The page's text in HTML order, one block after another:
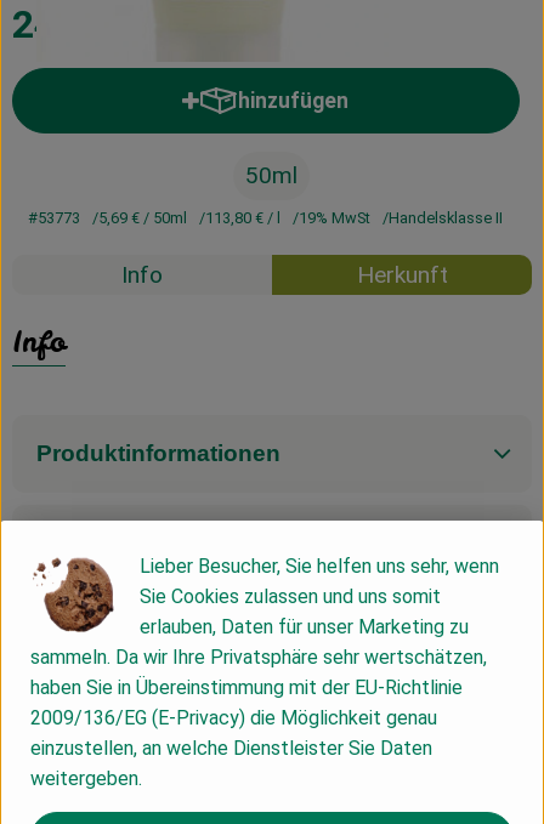
Neues vom Hof
24 Stunden Creme
hinzufügen
Produkt zum Warenkorb
50ml
#53773 5,69 €/ 50ml 113,80 €/ l 19% MwSt Handelsklasse II
Info Herkunft
Info
Produktinformationen
Herkunft
Hersteller: Lenz Naturpflege
Deutschland
Lieber Besucher, Sie helfen uns sehr, wenn
Sie Cookies zulassen und uns somit
erlauben, Daten für unser Marketing zu
sammeln. Da wir Ihre Privatsphäre sehr wertschätzen,
haben Sie in Übereinstimmung mit der EU-Richtlinie
2009/136/EG (E-Privacy) die Möglichkeit genau
einzustellen, an welche Dienstleister Sie Daten
weitergeben.